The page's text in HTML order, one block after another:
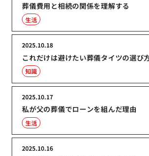
葬儀費用と相続の関係を理解する
生活
これだけは避けたい葬儀タイツの選び
2025.10.18
知識
私が父の葬儀でローンを組んだ理由
2025.10.17
生活
2025.10.16